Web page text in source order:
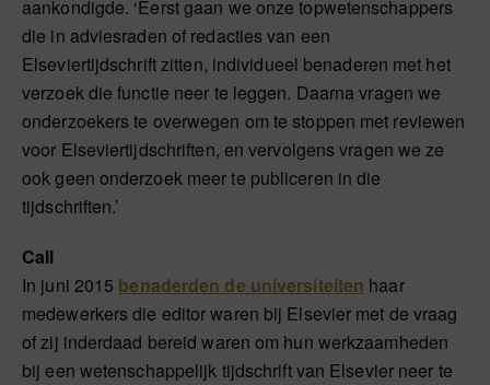
aankondigde. ‘Eerst gaan we onze topwetenschappers
die in adviesraden of redacties van een
Elseviertijdschrift zitten, individueel benaderen met het
verzoek die functie neer te leggen. Daarna vragen we
onderzoekers te overwegen om te stoppen met reviewen
voor Elseviertijdschriften, en vervolgens vragen we ze
ook geen onderzoek meer te publiceren in die
tijdschriften.’
Call
In juni 2015 benaderden de universiteiten haar
medewerkers die editor waren bij Elsevier met de vraag
of zij inderdaad bereid waren om hun werkzaamheden
bij een wetenschappelijk tijdschrift van Elsevier neer te